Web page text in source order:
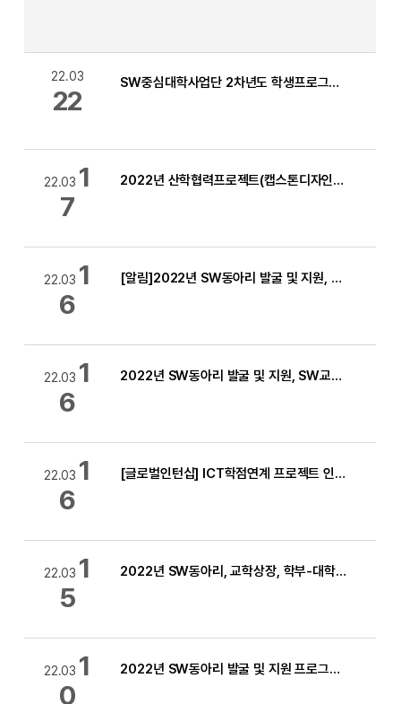
22.03
22
SW중심대학사업단 2차년도 학생프로그램 오리엔테이션
22.03 1
7
2022년 산학협력프로젝트(캡스톤디자인) 모집 안내 (~4.7일까지 연장)
22.03 1
6
[알림]2022년 SW동아리 발굴 및 지원, TA, SW교학상장, 학부-대학원 공동운영 프로그램 오리엔테이션 일정안내
22.03 1
6
2022년 SW동아리 발굴 및 지원, SW교학상장, 학부-대학원 공동운영 프로그램 심사결과 및 최종 선발결과 발표
22.03 1
6
[글로벌인턴십] ICT학점연계 프로젝트 인턴십(미국 실리콘밸리) 2022학년도 2학기(7~12월) 모집안내(~4.4까지 사업단 접수)
22.03 1
5
2022년 SW동아리, 교학상장, 학부-대학원 그룹스터디 선정결과 지연 안내
22.03 1
0
2022년 SW동아리 발굴 및 지원 프로그램 선정 심사 및 최종 결과발표 일정 안내